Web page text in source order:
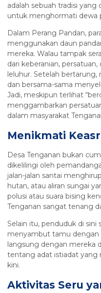
adalah sebuah tradisi yang
untuk menghormati dewa
Dalam Perang Pandan,
menggunakan daun
mereka. Walau tampak
dari keberanian,
leluhur. Setelah bertarung,
dan bersama-sama
Jadi, meskipun terlihat
menggambarkan
dalam masyarakat
Menikmati
Desa Tenganan bukan
dikelilingi oleh
jalan-jalan santai
hutan, atau aliran sungai
polusi atau suara bising
Tenganan sangat tenang
Selain itu, penduduk di sini
menyambut tamu dengan
langsung dengan mereka
tentang adat istiadat yang
kini.
Aktivitas Seru